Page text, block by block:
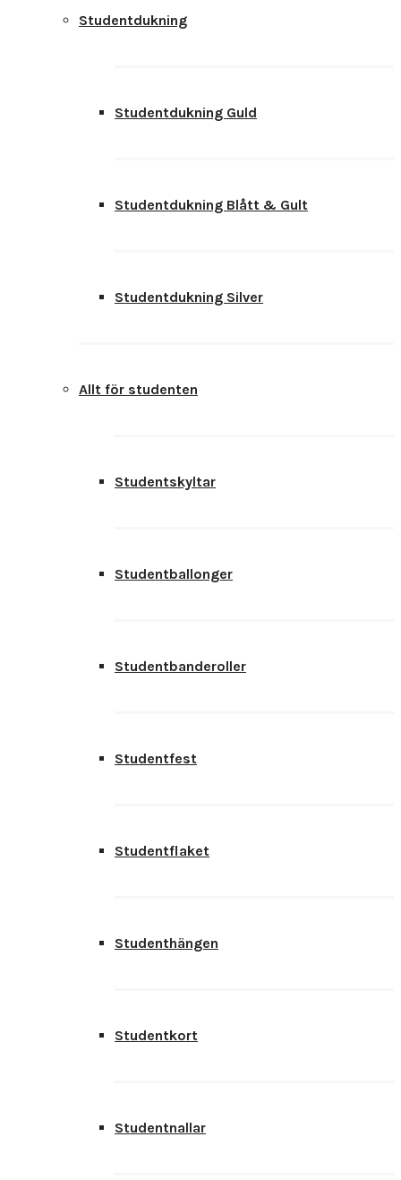
Studentdukning
Studentdukning Guld
Studentdukning Blått & Gult
Studentdukning Silver
Allt för studenten
Studentskyltar
Studentballonger
Studentbanderoller
Studentfest
Studentflaket
Studenthängen
Studentkort
Studentnallar